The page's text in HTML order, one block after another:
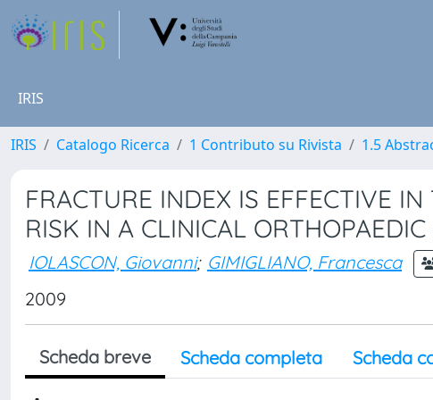
IRIS
IRIS Catalogo Ricerca 1 Contributo su Rivista 1.5
FRACTURE INDEX IS EFFECTIVE
RISK IN A CLINICAL
IOLASCON, Giovanni; GIMIGLIANO, Francesca
2009
Scheda breve Scheda completa Scheda